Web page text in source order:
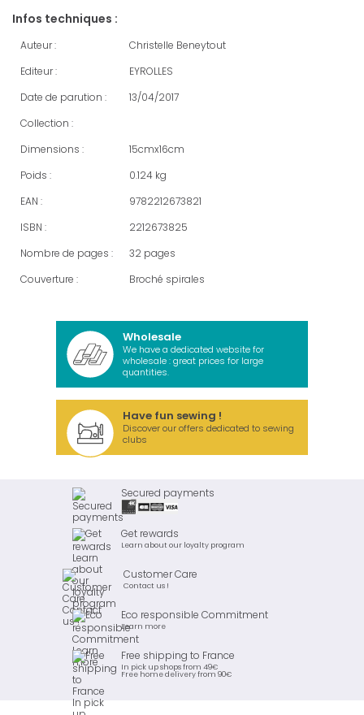
Infos techniques :
Auteur :
Christelle Beneytout
Editeur :
EYROLLES
Date de parution :
13/04/2017
Collection :
Dimensions :
15cmx16cm
Poids :
0.124 kg
EAN :
9782212673821
ISBN :
2212673825
Nombre de pages :
32 pages
Couverture :
Broché spirales
Wholesale
We have a dedicated website for
wholesale : great prices for large
quantities.
Have fun sewing !
Discover our offers dedicated to sewing
clubs
Secured payments
Get rewards
Learn about our loyalty program
Customer Care
Contact us !
Eco responsible Commitment
Learn more
Free shipping to France
In pick up shops from 49€
Free home delivery from 90€